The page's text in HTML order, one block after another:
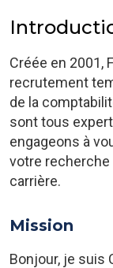
Créée en 2001,
recrutement
de la
sont tous
engageons à
votre recherche
carrière.
Mission
Bonjour, je suis